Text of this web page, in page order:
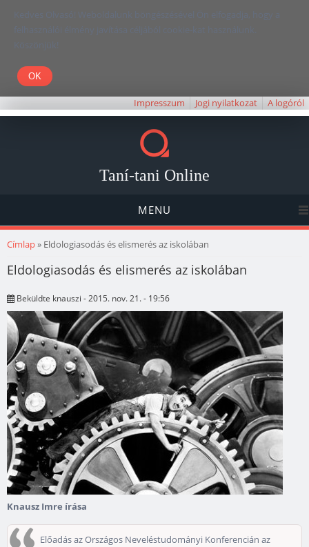
Kedves Olvasó! Weboldalunk böngészésével Ön elfogadja, hogy a
felhasználói élmény javítása céljából cookie-kat használunk.
Köszönjük!
Impresszum Jogi nyilatkozat A logóról
Taní-tani Online
MENU
Jelenlegi hely
Címlap» Eldologiasodás és elismerés az iskolában
Eldologiasodás és elismerés az iskolában
Beküldte knauszi - 2015. nov. 21. - 19:56
Knausz Imre írása
Előadás az Országos Neveléstudományi Konferencián az